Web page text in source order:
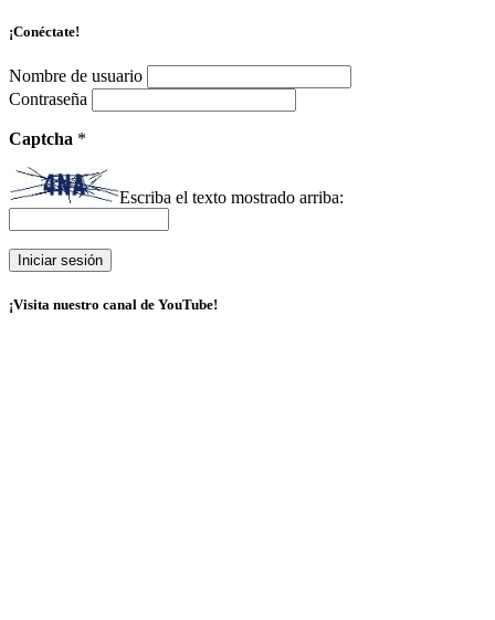
¡Conéctate!
Nombre de usuario
Contraseña
Captcha *
Escriba el texto mostrado arriba:
¡Visita nuestro canal de YouTube!